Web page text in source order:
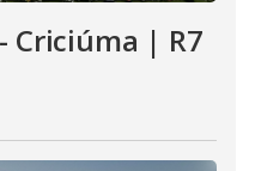
Criciúma | R7